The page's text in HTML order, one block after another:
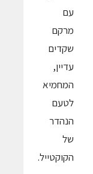
עם
מרקם
שקדים
עדיין,
המחמיא
לטעם
הנהדר
של
הקוקטייל.